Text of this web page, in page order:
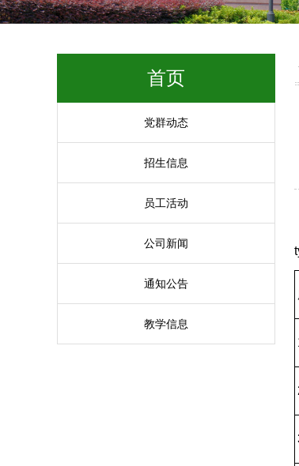
首页
党群动态
招生信息
员工活动
公司新闻
通知公告
教学信息